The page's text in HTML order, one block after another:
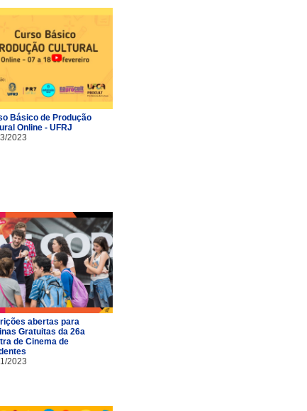
Básico de Produção
Online - UFRJ
2023
abertas para
Gratuitas da 26a
de Cinema de
2023